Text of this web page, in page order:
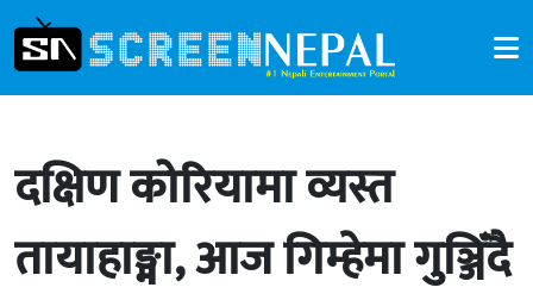
दक्षिण कोरियामा व्यस्त
तायाहाङ्मा, आज गिम्हेमा गुञ्जिँदै